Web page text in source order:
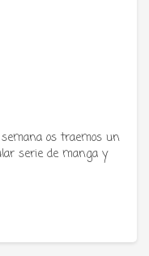
os traemos un
serie de manga y